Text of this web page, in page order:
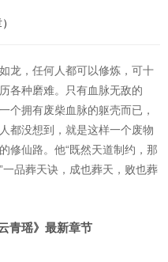
龙，任何人都可以修炼，可十
各种磨难。只有血脉无敌的
个拥有废柴血脉的躯壳而已，
都没想到，就是这样一个废物
修仙路。他“既然天道制约，那
品葬天诀，成也葬天，败也葬
青瑶》最新章节